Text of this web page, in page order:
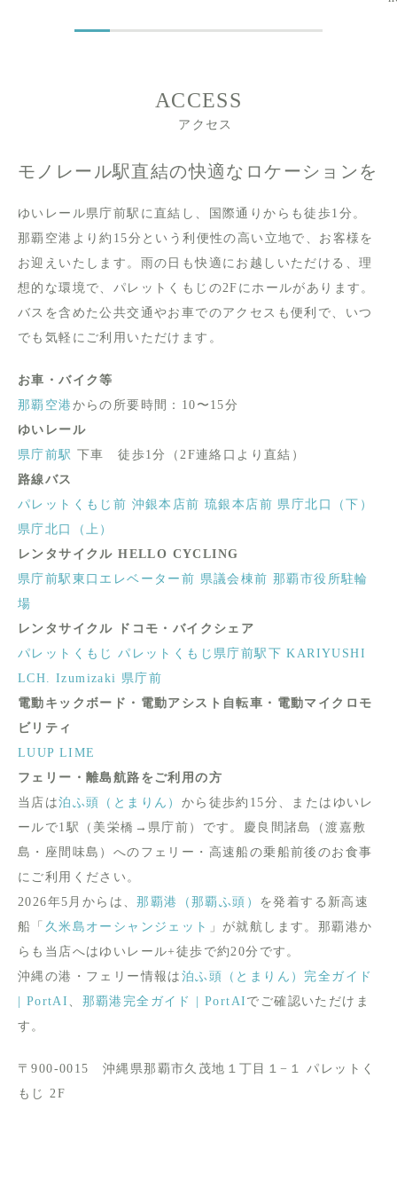
ACCESS
アクセス
モノレール駅直結の快適なロケーションを
ゆいレール県庁前駅に直結し、国際通りからも徒歩1分。
那覇空港より約15分という利便性の高い立地で、お客様を
お迎えいたします。雨の日も快適にお越しいただける、理
想的な環境で、パレットくもじの2Fにホールがあります。
バスを含めた公共交通やお車でのアクセスも便利で、いつ
でも気軽にご利用いただけます。
お車・バイク等
那覇空港からの所要時間：10〜15分
ゆいレール
県庁前駅 下車 徒歩1分（2F連絡口より直結）
路線バス
パレットくもじ前 沖銀本店前 琉銀本店前 県庁北口（下）
県庁北口（上）
レンタサイクル HELLO CYCLING
県庁前駅東口エレベーター前 県議会棟前 那覇市役所駐輪
場
レンタサイクル ドコモ・バイクシェア
パレットくもじ
パレットくもじ県庁前駅下 KARIYUSHI
LCH. Izumizaki 県庁前
電動キックボード・電動アシスト自転車・電動マイクロモ
ビリティ
LUUP LIME
フェリー・離島航路をご利用の方
当店は泊ふ頭（とまりん） から徒歩約15分、またはゆいレ
ールで1駅（美栄橋→県庁前）です。慶良間諸島（渡嘉敷
島・座間味島）へのフェリー・高速船の乗船前後のお食事
にご利用ください。
2026年5月からは、那覇港（那覇ふ頭） を発着する新高速
船「 久米島オーシャンジェット
」が就航します。那覇港か
らも当店へはゆいレール+徒歩で約20分です。
沖縄の港・フェリー情報は 泊ふ頭（とまりん）完全ガイド
| PortAI 、 那覇港完全ガイド | PortAI でご確認いただけま
す。
〒900-0015 沖縄県那覇市久茂地１丁目１−１ パレットく
もじ 2F